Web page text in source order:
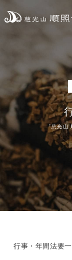
「慈光山
行事・年間法要